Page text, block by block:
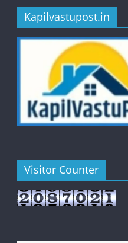
Kapilvastupost.in
Visitor Counter